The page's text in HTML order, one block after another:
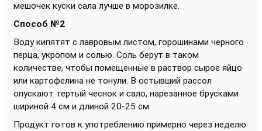
мешочек куски сала лучше в морозилке.
Способ №2
Воду кипятят с лавровым листом, горошинами черного
перца, укропом и солью. Соль берут в таком
количестве, чтобы помещенные в раствор сырое яйцо
или картофелина не тонули. В остывший рассол
опускают тертый чеснок и сало, нарезанное брусками
шириной 4 см и длиной 20-25 см.
Продукт готов к употреблению примерно через неделю.